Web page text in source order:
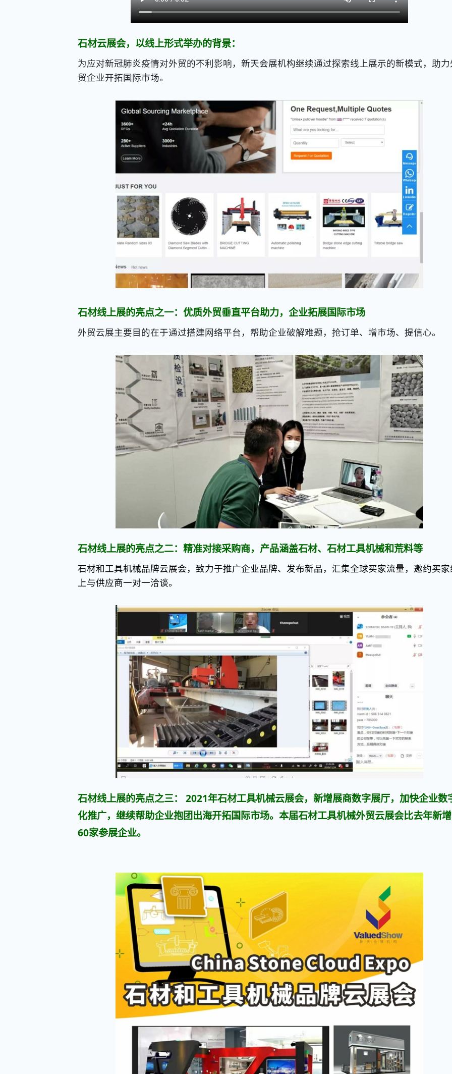
石材云展会，以线上形式举办的背景：
为应对新冠肺炎疫情对外贸的不利影响，新天会展机构继续通过探索线上展示的新模式，助
贸企业开拓国际市场。
石材线上展的亮点之一：优质外贸垂直平台助力，企业拓展国际市场
外贸云展主要目的在于通过搭建网络平台，帮助企业破解难题，抢订单、增市场、提信心。
石材线上展的亮点之二：精准对接采购商，产品涵盖石材、石材工具机械和荒料等
石材和工具机械品牌云展会，致力于推广企业品牌、发布新品，汇集全球买家流量，邀约买
上与供应商一对一洽谈。
石材线上展的亮点之三： 2021年石材工具机械云展会，新增展商数字展厅，加快企业数
化推广，继续帮助企业抱团出海开拓国际市场。本届石材工具机械外贸云展会比去年新增
60家参展企业。